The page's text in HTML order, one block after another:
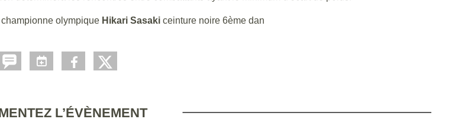
olympique Hikari Sasaki ceinture noire 6ème dan
L’ÉVÈNEMENT